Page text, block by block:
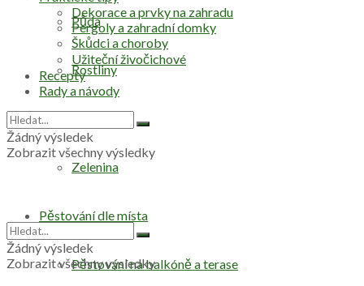
Půda
Rostliny
Zelenina
Pěstování dle místa
Pěstování na balkóně a terase
Dekorace a prvky na zahradu
Pergoly a zahradní domky
Škůdci a choroby
Užiteční živočichové
Recepty
Rady a návody
Žádný výsledek
Zobrazit všechny výsledky
Žádný výsledek
Zobrazit všechny výsledky